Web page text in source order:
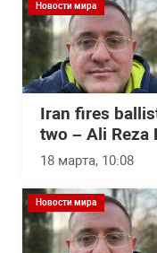
Новости мира
Iran fires
two – Ali Reza
18 марта, 10:08
Новости мира